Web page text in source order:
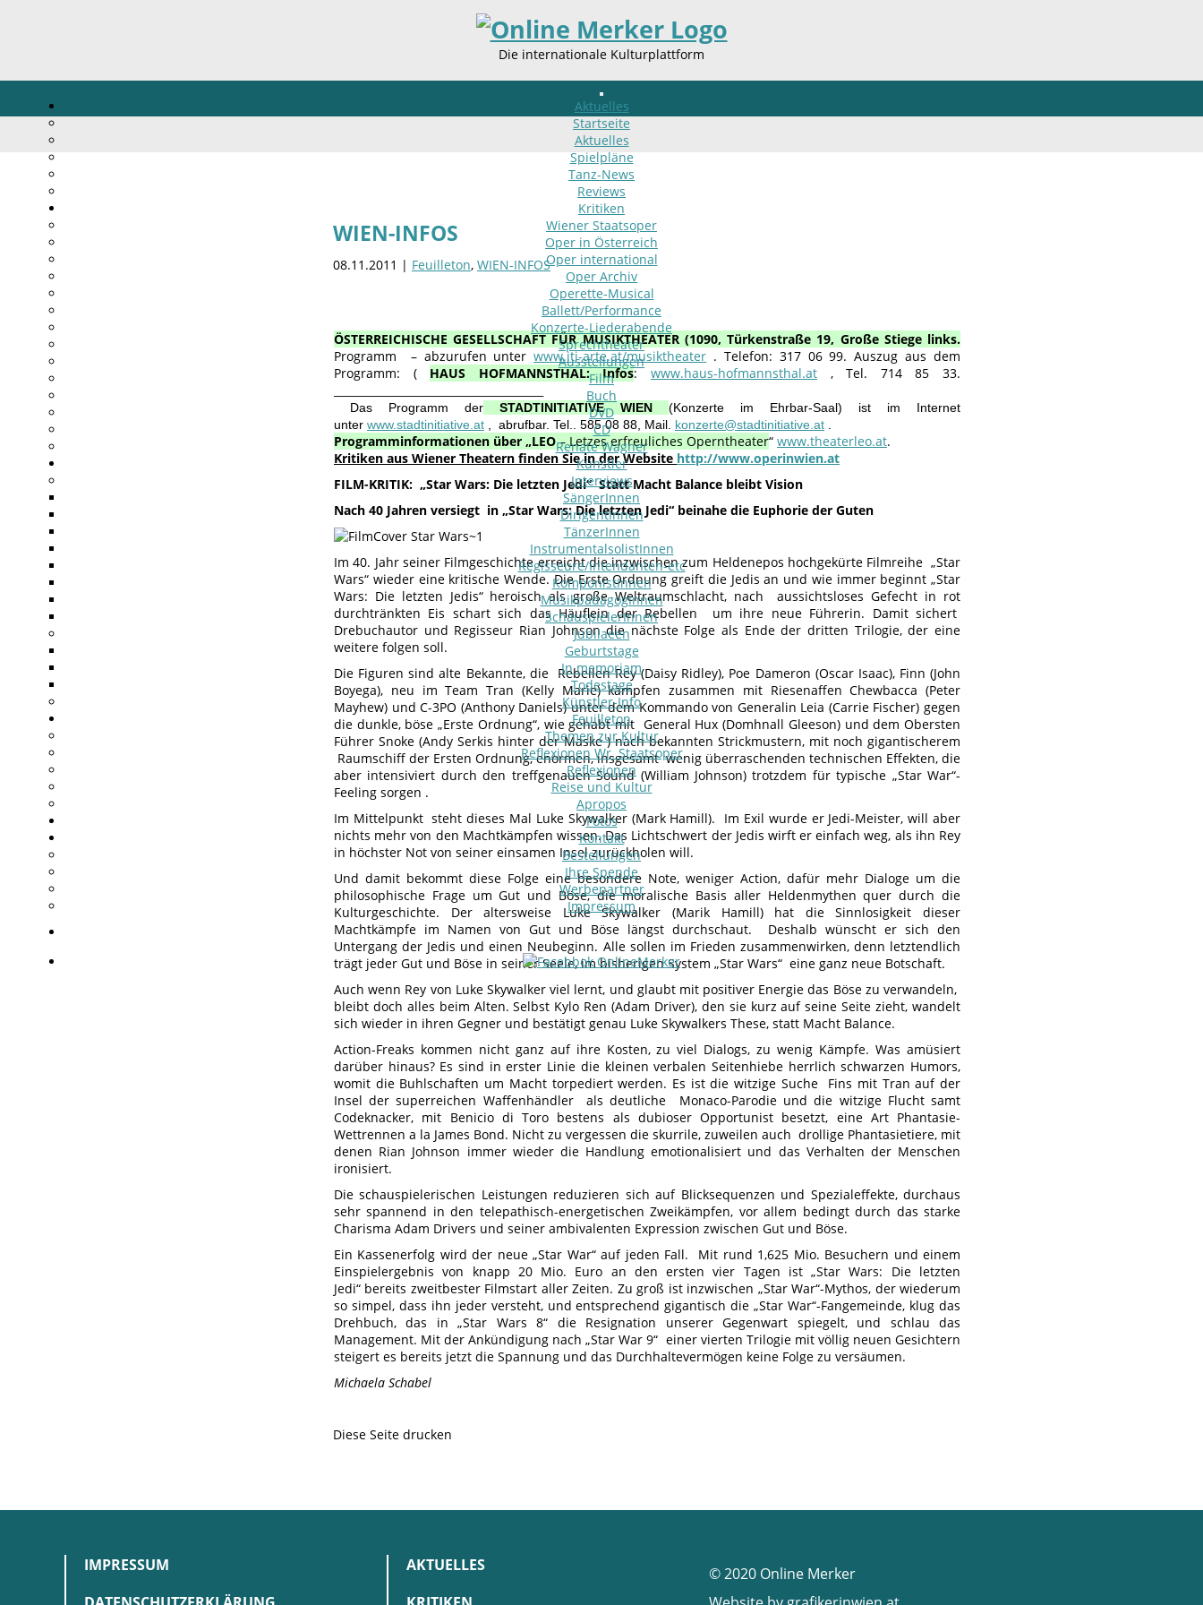
Die internationale Kulturplattform
Aktuelles
Startseite
Aktuelles
Spielpläne
Tanz-News
Reviews
Kritiken
Wiener Staatsoper
Oper in Österreich
Oper international
Oper Archiv
Operette-Musical
Ballett/Performance
Konzerte-Liederabende
Sprechtheater
Ausstellungen
Film
Buch
DVD
CD
Renate Wagner
Künstler
Interviews
SängerInnen
DirigentInnen
TänzerInnen
InstrumentalsolistInnen
Regisseure/Intendanten-etc
KomponistInnen
MusikpädagogInnen
SchauspielerInnen
Jubilaeen
Geburtstage
In memoriam
Todestage
Künstler-Info
Feuilleton
Themen zur Kultur
Reflexionen Wr. Staatsoper
Reflexionen
Reise und Kultur
Apropos
Fotos
Kontakt
Bestellungen
Ihre Spende
Werbepartner
Impressum
WIEN-INFOS
08.11.2011 | Feuilleton, WIEN-INFOS
ÖSTERREICHISCHE GESELLSCHAFT FÜR MUSIKTHEATER (1090, Türkenstraße 19, Große Stiege links.
Programm – abzurufen unterwww.iti-arte.at/musiktheater . Telefon: 317 06 99. Auszug aus dem
Programm: ( HAUS HOFMANNSTHAL: Infos:www.haus-hofmannsthal.at , Tel. 714 85 33.
Das Programm der STADTINITIATIVE WIEN (Konzerte im Ehrbar-Saal) ist im Internet
unter www.stadtinitiative.at , abrufbar. Tel.. 585 08 88, Mail. konzerte@stadtinitiative.at
Programminformationen über „LEO– Letzes erfreuliches Operntheater“ www.theaterleo.at.
Kritiken aus Wiener Theatern finden Sie in der Website http://www.operinwien.at
FILM-KRITIK: „Star Wars: Die letzten Jedi“ Statt Macht Balance bleibt Vision
Nach 40 Jahren versiegt in „Star Wars: Die letzten Jedi“ beinahe die Euphorie der Guten
Im 40. Jahr seiner Filmgeschichte erreicht die inzwischen zum Heldenepos hochgekürte Filmreihe „Star
Wars“ wieder eine kritische Wende. Die Erste Ordnung greift die Jedis an und wie immer beginnt „Star
Wars: Die letzten Jedis“ heroisch als große Weltraumschlacht, nach aussichtsloses Gefecht in rot
durchtränkten Eis schart sich das Häuflein der Rebellen um ihre neue Führerin. Damit sichert
Drebuchautor und Regisseur Rian Johnson die nächste Folge als Ende der dritten Trilogie, der eine
weitere folgen soll.
Die Figuren sind alte Bekannte, die Rebellen Rey (Daisy Ridley), Poe Dameron (Oscar Isaac), Finn (John
Boyega), neu im Team Tran (Kelly Marie) kämpfen zusammen mit Riesenaffen Chewbacca (Peter
Mayhew) und C-3PO (Anthony Daniels) unter dem Kommando von Generalin Leia (Carrie Fischer) gegen
die dunkle, böse „Erste Ordnung“, wie gehabt mit General Hux (Domhnall Gleeson) und dem Obersten
Führer Snoke (Andy Serkis hinter der Maske ) nach bekannten Strickmustern, mit noch gigantischerem
Raumschiff der Ersten Ordnung, enormen, insgesamt wenig überraschenden technischen Effekten, die
aber intensiviert durch den treffgenauen Sound (William Johnson) trotzdem für typische „Star War“-
Feeling sorgen .
Im Mittelpunkt steht dieses Mal Luke Skywalker (Mark Hamill). Im Exil wurde er Jedi-Meister, will aber
nichts mehr von den Machtkämpfen wissen. Das Lichtschwert der Jedis wirft er einfach weg, als ihn Rey
in höchster Not von seiner einsamen Insel zurückholen will.
Und damit bekommt diese Folge eine besondere Note, weniger Action, dafür mehr Dialoge um die
philosophische Frage um Gut und Böse, die moralische Basis aller Heldenmythen quer durch die
Kulturgeschichte. Der altersweise Luke Skywalker (Marik Hamill) hat die Sinnlosigkeit dieser
Machtkämpfe im Namen von Gut und Böse längst durchschaut. Deshalb wünscht er sich den
Untergang der Jedis und einen Neubeginn. Alle sollen im Frieden zusammenwirken, denn letztendlich
trägt jeder Gut und Böse in seiner Seele, im bisherigen System „Star Wars“ eine ganz neue Botschaft.
Auch wenn Rey von Luke Skywalker viel lernt, und glaubt mit positiver Energie das Böse zu verwandeln,
bleibt doch alles beim Alten. Selbst Kylo Ren (Adam Driver), den sie kurz auf seine Seite zieht, wandelt
sich wieder in ihren Gegner und bestätigt genau Luke Skywalkers These, statt Macht Balance.
Action-Freaks kommen nicht ganz auf ihre Kosten, zu viel Dialogs, zu wenig Kämpfe. Was amüsiert
darüber hinaus? Es sind in erster Linie die kleinen verbalen Seitenhiebe herrlich schwarzen Humors,
womit die Buhlschaften um Macht torpediert werden. Es ist die witzige Suche Fins mit Tran auf der
Insel der superreichen Waffenhändler als deutliche Monaco-Parodie und die witzige Flucht samt
Codeknacker, mit Benicio di Toro bestens als dubioser Opportunist besetzt, eine Art Phantasie-
Wettrennen a la James Bond. Nicht zu vergessen die skurrile, zuweilen auch drollige Phantasietiere, mit
denen Rian Johnson immer wieder die Handlung emotionalisiert und das Verhalten der Menschen
ironisiert.
Die schauspielerischen Leistungen reduzieren sich auf Blicksequenzen und Spezialeffekte, durchaus
sehr spannend in den telepathisch-energetischen Zweikämpfen, vor allem bedingt durch das starke
Charisma Adam Drivers und seiner ambivalenten Expression zwischen Gut und Böse.
Ein Kassenerfolg wird der neue „Star War“ auf jeden Fall. Mit rund 1,625 Mio. Besuchern und einem
Einspielergebnis von knapp 20 Mio. Euro an den ersten vier Tagen ist „Star Wars: Die letzten
Jedi“ bereits zweitbester Filmstart aller Zeiten. Zu groß ist inzwischen „Star War“-Mythos, der wiederum
so simpel, dass ihn jeder versteht, und entsprechend gigantisch die „Star War“-Fangemeinde, klug das
Drehbuch, das in „Star Wars 8“ die Resignation unserer Gegenwart spiegelt, und schlau das
Management. Mit der Ankündigung nach „Star War 9“ einer vierten Trilogie mit völlig neuen Gesichtern
steigert es bereits jetzt die Spannung und das Durchhaltevermögen keine Folge zu versäumen.
Michaela Schabel
Diese Seite drucken
IMPRESSUM
AKTUELLES
© 2020 Online Merker